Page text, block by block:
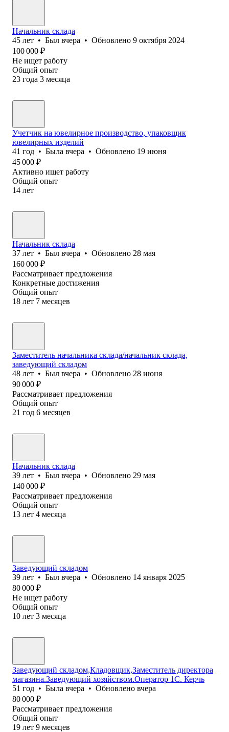
Начальник склада
45 лет • Был вчера • Обновлено 9 октября 2024
100 000 ₽
Не ищет работу
Общий опыт
23 года 3 месяца
Учетчик на ювелирное производство, упаковщик
ювелирных изделий
41 год • Была вчера • Обновлено 19 июня
45 000 ₽
Активно ищет работу
Общий опыт
14 лет
Начальник склада
37 лет • Был вчера • Обновлено 28 мая
160 000 ₽
Рассматривает предложения
Конкретные достижения
Общий опыт
18 лет 7 месяцев
Заместитель начальника склада/начальник склада,
заведующий складом
48 лет • Был вчера • Обновлено 28 июня
90 000 ₽
Рассматривает предложения
Общий опыт
21 год 6 месяцев
Начальник склада
39 лет • Был вчера • Обновлено 29 мая
140 000 ₽
Рассматривает предложения
Общий опыт
13 лет 4 месяца
Заведующий складом
39 лет • Был вчера • Обновлено 14 января 2025
80 000 ₽
Не ищет работу
Общий опыт
10 лет 3 месяца
Заведующий складом,Кладовщик,Заместитель директора
магазина.Заведующий хозяйством.Оператор 1С. Керчь
51 год • Была вчера • Обновлено вчера
80 000 ₽
Рассматривает предложения
Общий опыт
19 лет 9 месяцев